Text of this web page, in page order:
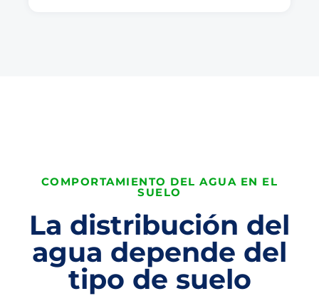
COMPORTAMIENTO DEL AGUA EN EL
SUELO
La distribución del
agua depende del
tipo de suelo